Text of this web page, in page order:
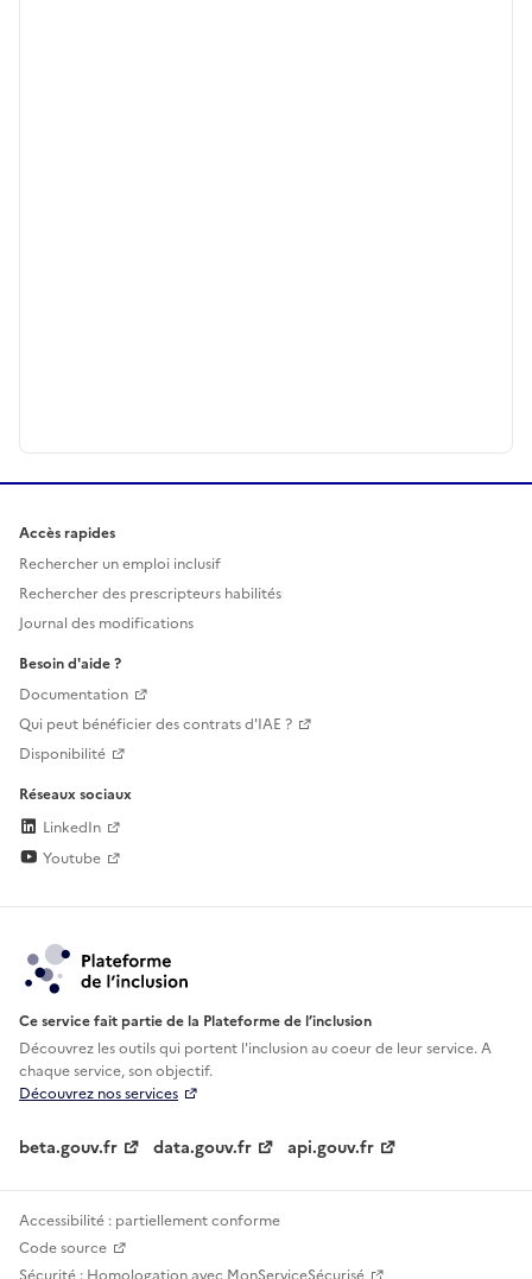
Accès rapides
Rechercher un emploi inclusif
Rechercher des prescripteurs habilités
Journal des modifications
Besoin d'aide ?
Documentation
Qui peut bénéficier des contrats d'IAE ?
Disponibilité
Réseaux sociaux
LinkedIn
Youtube
Ce service fait partie de la Plateforme de l’inclusion
Découvrez les outils qui portent l'inclusion aucoeur de leur service. A
chaque service, son objectif.
Découvrez nos services
beta.gouv.fr data.gouv.fr api.gouv.fr
Accessibilité : partiellement conforme
Code source